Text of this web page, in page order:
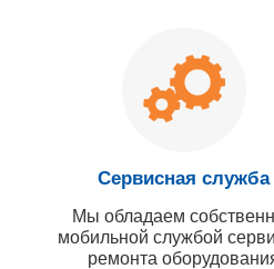
Сервисная служба
Мы обладаем
мобильной службой
ремонта